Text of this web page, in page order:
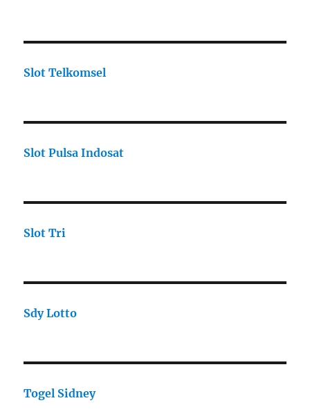
Slot Telkomsel
Slot Pulsa Indosat
Slot Tri
Sdy Lotto
Togel Sidney